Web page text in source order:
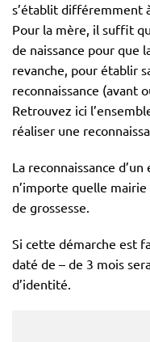
s’établit différemment
Pour la mère, il suffit
de naissance pour que
revanche, pour établir
reconnaissance (avant
Retrouvez ici
réaliser une
La reconnaissance
n’importe quelle
de grossesse.
Si cette démarche est
daté de – de 3 mois
d’identité.